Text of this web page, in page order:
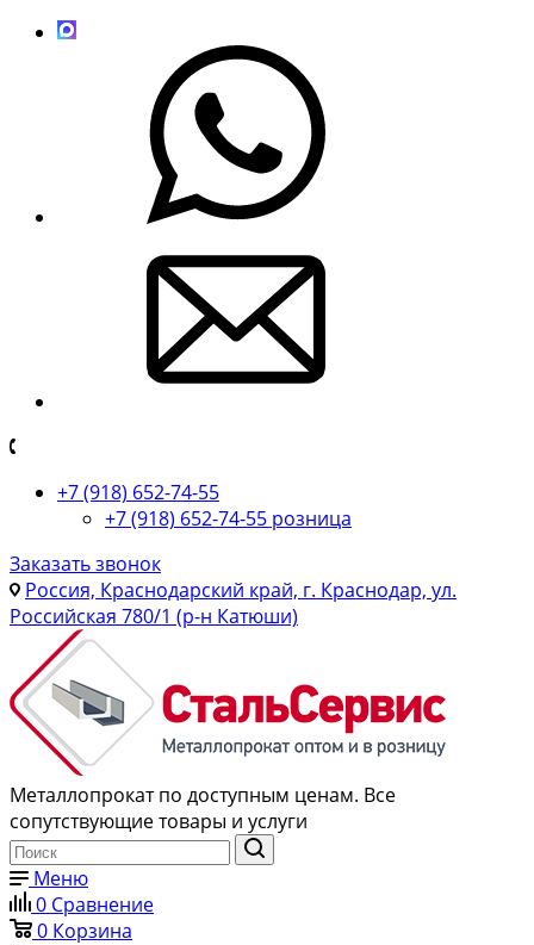
+7 (918) 652-74-55
+7 (918) 652-74-55 розница
Заказать звонок
Россия, Краснодарский край, г. Краснодар, ул.
Российская 780/1 (р-н Катюши)
Металлопрокат по доступным ценам. Все
сопутствующие товары и услуги
Меню
0 Сравнение
0 Корзина